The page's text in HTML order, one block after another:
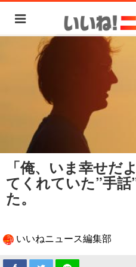
「俺、いま幸せだ
てくれていた”手
た。
いいねニュース編集部